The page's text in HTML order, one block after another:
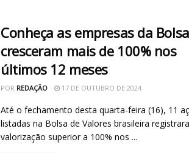
Conheça as empresas da
cresceram mais de 100% nos
últimos 12 meses
POR REDAÇÃO 17 DE OUTUBRO DE 2024
Até o fechamento desta quarta-feira (16), 11
listadas na Bolsa de Valores brasileira
valorização superior a 100% nos ...